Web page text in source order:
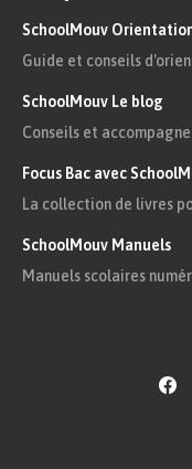
SchoolMouv
Guide et conseils
SchoolMouv Le blog
Conseils et
Focus Bac avec
La collection de livres
SchoolMouv Manuels
Manuels scolaires